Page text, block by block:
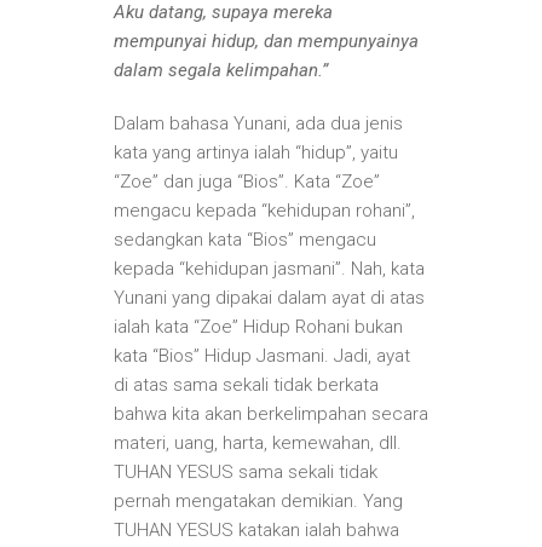
Aku datang, supaya mereka
mempunyai hidup, dan mempunyainya
dalam segala kelimpahan.”
Dalam bahasa Yunani, ada dua jenis
kata yang artinya ialah “hidup”, yaitu
“Zoe” dan juga “Bios”. Kata “Zoe”
mengacu kepada “kehidupan rohani”,
sedangkan kata “Bios” mengacu
kepada “kehidupan jasmani”. Nah, kata
Yunani yang dipakai dalam ayat di atas
ialah kata “Zoe” Hidup Rohani bukan
kata “Bios” Hidup Jasmani. Jadi, ayat
di atas sama sekali tidak berkata
bahwa kita akan berkelimpahan secara
materi, uang, harta, kemewahan, dll.
TUHAN YESUS sama sekali tidak
pernah mengatakan demikian. Yang
TUHAN YESUS katakan ialah bahwa